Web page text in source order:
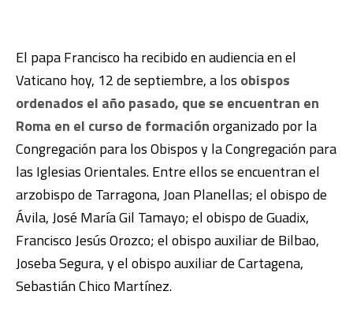
El papa Francisco ha recibido en audiencia en el
Vaticano hoy, 12 de septiembre, a los obispos
ordenados el año pasado, que se encuentran en
Roma en el curso de formaciónorganizado por la
Congregación para los Obispos y la Congregación para
las Iglesias Orientales. Entre ellos se encuentran el
arzobispo de Tarragona, Joan Planellas; el obispo de
Ávila, José María Gil Tamayo; el obispo de Guadix,
Francisco Jesús Orozco; el obispo auxiliar de Bilbao,
Joseba Segura, y el obispo auxiliar de Cartagena,
Sebastián Chico Martínez.